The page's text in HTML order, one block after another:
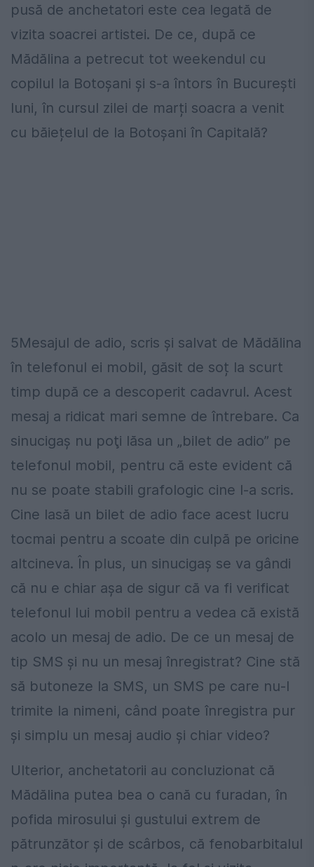
pusă de anchetatori este cea legată de
vizita soacrei artistei. De ce, după ce
Mădălina a petrecut tot weekendul cu
copilul la Botoșani și s-a întors în București
luni, în cursul zilei de marți soacra a venit
cu băiețelul de la Botoșani în Capitală?
5Mesajul de adio, scris şi salvat de Mădălina
în telefonul ei mobil, găsit de soț la scurt
timp după ce a descoperit cadavrul. Acest
mesaj a ridicat mari semne de întrebare. Ca
sinucigaş nu poţi lăsa un „bilet de adio” pe
telefonul mobil, pentru că este evident că
nu se poate stabili grafologic cine l-a scris.
Cine lasă un bilet de adio face acest lucru
tocmai pentru a scoate din culpă pe oricine
altcineva. În plus, un sinucigaş se va gândi
că nu e chiar aşa de sigur că va fi verificat
telefonul lui mobil pentru a vedea că există
acolo un mesaj de adio. De ce un mesaj de
tip SMS şi nu un mesaj înregistrat? Cine stă
să butoneze la SMS, un SMS pe care nu-l
trimite la nimeni, când poate înregistra pur
şi simplu un mesaj audio și chiar video?
Ulterior, anchetatorii au concluzionat că
Mădălina putea bea o cană cu furadan, în
pofida mirosului și gustului extrem de
pătrunzător și de scârbos, că fenobarbitalul